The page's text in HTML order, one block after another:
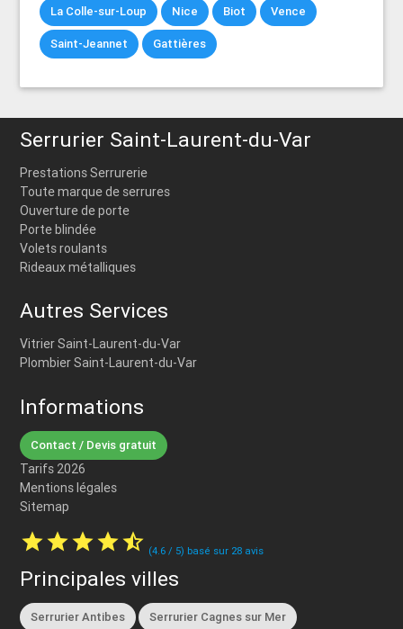
La Colle-sur-Loup Nice Biot Vence
Saint-Jeannet Gattières
Serrurier Saint-Laurent-du-Var
Prestations Serrurerie
Toute marque de serrures
Ouverture de porte
Porte blindée
Volets roulants
Rideaux métalliques
Autres Services
Vitrier Saint-Laurent-du-Var
Plombier Saint-Laurent-du-Var
Informations
Contact / Devis gratuit
Tarifs 2026
Mentions légales
Sitemap
starstarstarstarstar_half (4.6 / 5) basé sur 28 avis
Principales villes
Serrurier Antibes Serrurier Cagnes sur Mer